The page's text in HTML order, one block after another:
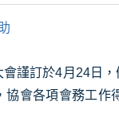
謹訂於4月24日
會各項會務工作